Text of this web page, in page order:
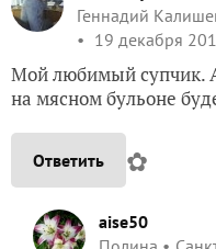
Геннадий
19 декабря
Мой любимый супчик.
на мясном бульоне
Ответить ✿
aise50